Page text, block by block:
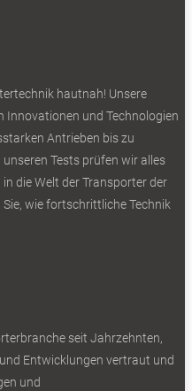
gelesen
hautnah! Unsere
Innovationen und Technologien
Antrieben bis zu
Tests prüfen wir alles
die Welt der Transporter der
wie fortschrittliche Technik
seit Jahrzehnten,
Entwicklungen vertraut und
und